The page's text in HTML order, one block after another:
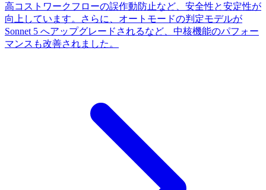
高コストワークフローの誤作動防止など、安全性と安定性が
向上しています。さらに、オートモードの判定モデルが
Sonnet 5 へアップグレードされるなど、中核機能のパフォー
マンスも改善されました。